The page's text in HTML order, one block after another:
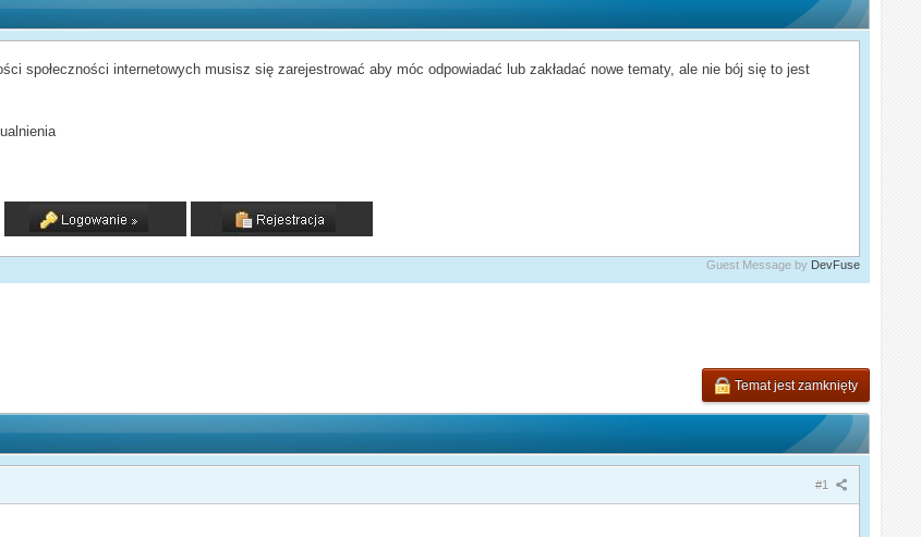
społeczności internetowych musisz się zarejestrować aby móc odpowiadać lub zakładać nowe tematy, ale nie bój się to jest
Guest Message by DevFuse
Temat jest zamknięty
#1